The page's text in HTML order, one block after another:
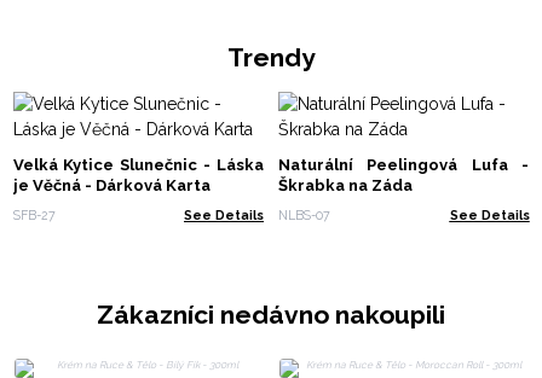
Trendy
Velká Kytice Slunečnic - Láska
je Věčná - Dárková Karta
SFB-27 See Details
Naturální Peelingová Lufa -
Škrabka na Záda
NLBS-07 See Details
Zákazníci nedávno nakoupili